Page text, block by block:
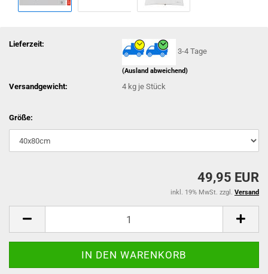
Lieferzeit:
3-4 Tage
(Ausland abweichend)
Versandgewicht: 4 kg je Stück
Größe:
49,95 EUR
inkl. 19% MwSt. zzgl. Versand